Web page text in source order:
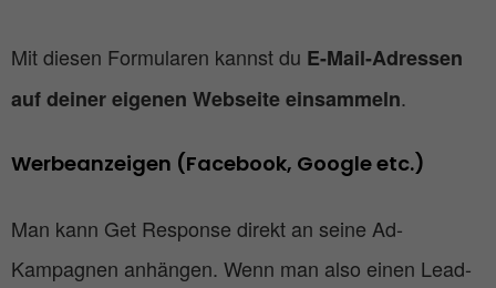
Mit diesen Formularen kannst du E-Mail-Adressen
auf deiner eigenen Webseite einsammeln.
Werbeanzeigen (Facebook, Google etc.)
Man kann Get Response direkt an seine Ad-
Kampagnen anhängen. Wenn man also einen Lead-